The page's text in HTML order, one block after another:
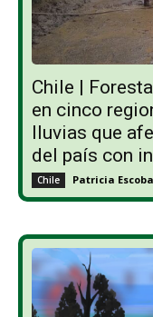
Chile |
en cinco
lluvias que
del país con
Chile Patricia